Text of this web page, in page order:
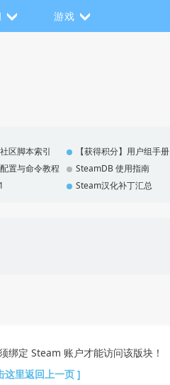
游戏
区脚本索引
【获得积分】用户组手册
置与命令教程
SteamDB 使用指南
Steam汉化补丁汇总
绑定 Steam 账户才能访问该版块！
这里返回上一页 ]